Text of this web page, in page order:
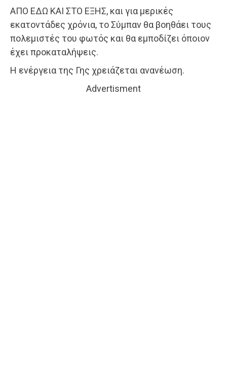
ΑΠΟ ΕΔΩ ΚΑΙ ΣΤΟ ΕΞΗΣ, και για μερικές
εκατοντάδες χρόνια, το Σύμπαν θα βοηθάει τους
πολεμιστές του φωτός και θα εμποδίζει όποιον
έχει προκαταλήψεις.
Η ενέργεια της Γης χρειάζεται ανανέωση.
Advertisment